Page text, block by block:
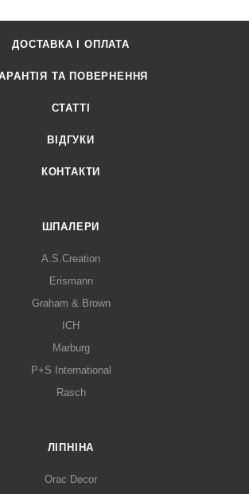
ДОСТАВКА І ОПЛАТА
ТА ПОВЕРНЕННЯ
СТАТТІ
ВІДГУКИ
КОНТАКТИ
ШПАЛЕРИ
A.S.Creation
Erismann
Graham & Brown
ICH
Marburg
P+S International
Rasch
ЛІПНІНА
Orac Decor